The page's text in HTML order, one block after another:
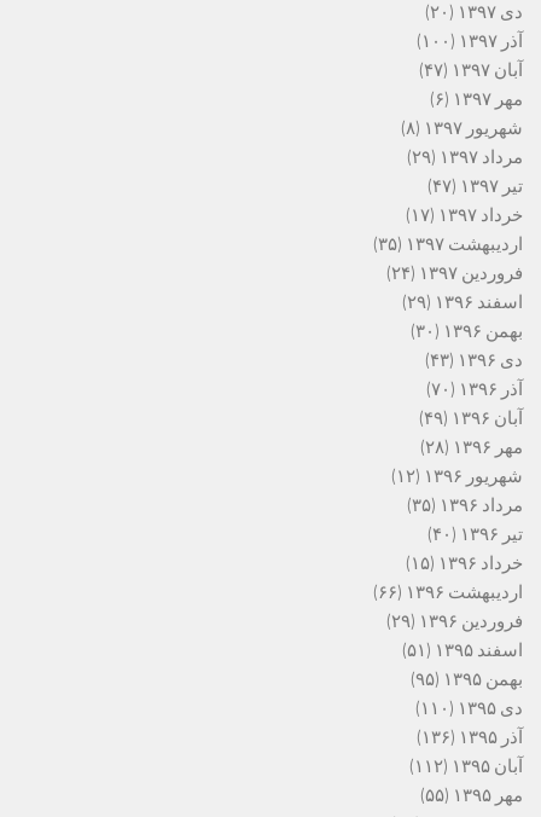
دی ۱۳۹۷
(۲۰)
آذر ۱۳۹۷
(۱۰۰)
آبان ۱۳۹۷
(۴۷)
مهر ۱۳۹۷
(۶)
شهریور ۱۳۹۷
(۸)
مرداد ۱۳۹۷
(۲۹)
تیر ۱۳۹۷
(۴۷)
خرداد ۱۳۹۷
(۱۷)
اردیبهشت ۱۳۹۷
(۳۵)
فروردین ۱۳۹۷
(۲۴)
اسفند ۱۳۹۶
(۲۹)
بهمن ۱۳۹۶
(۳۰)
دی ۱۳۹۶
(۴۳)
آذر ۱۳۹۶
(۷۰)
آبان ۱۳۹۶
(۴۹)
مهر ۱۳۹۶
(۲۸)
شهریور ۱۳۹۶
(۱۲)
مرداد ۱۳۹۶
(۳۵)
تیر ۱۳۹۶
(۴۰)
خرداد ۱۳۹۶
(۱۵)
اردیبهشت ۱۳۹۶
(۶۶)
فروردین ۱۳۹۶
(۲۹)
اسفند ۱۳۹۵
(۵۱)
بهمن ۱۳۹۵
(۹۵)
دی ۱۳۹۵
(۱۱۰)
آذر ۱۳۹۵
(۱۳۶)
آبان ۱۳۹۵
(۱۱۲)
مهر ۱۳۹۵
(۵۵)